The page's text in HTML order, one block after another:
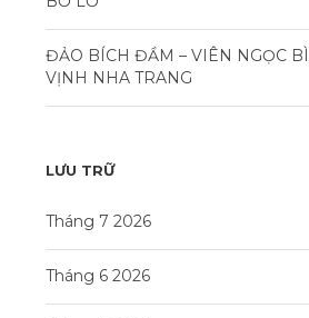
ĐẢO BÍCH ĐẦM – VIÊN NGỌC
VỊNH NHA TRANG
LƯU TRỮ
Tháng 7 2026
Tháng 6 2026